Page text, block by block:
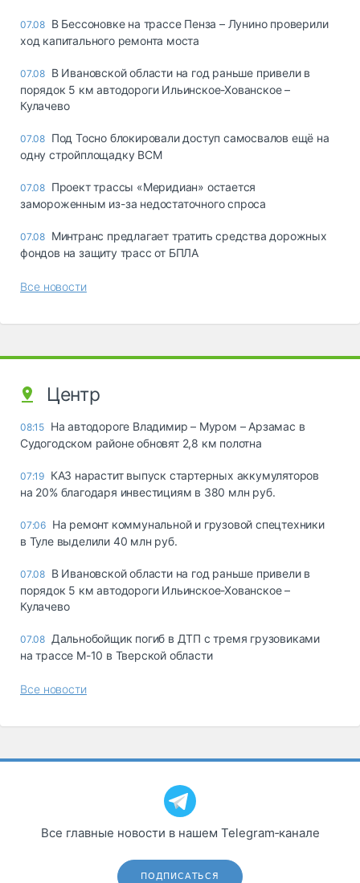
07.08 В Бессоновке на трассе Пенза – Лунино проверили
ход капитального ремонта моста
07.08 В Ивановской области на год раньше привели в
порядок 5 км автодороги Ильинское-Хованское –
Кулачево
07.08 Под Тосно блокировали доступ самосвалов ещё на
одну стройплощадку ВСМ
07.08 Проект трассы «Меридиан» остается
замороженным из-за недостаточного спроса
07.08 Минтранс предлагает тратить средства дорожных
фондов на защиту трасс от БПЛА
Все новости
Центр
08:15 На автодороге Владимир – Муром – Арзамас в
Судогодском районе обновят 2,8 км полотна
07:19 КАЗ нарастит выпуск стартерных аккумуляторов
на 20% благодаря инвестициям в 380 млн руб.
07:06 На ремонт коммунальной и грузовой спецтехники
в Туле выделили 40 млн руб.
07.08 В Ивановской области на год раньше привели в
порядок 5 км автодороги Ильинское-Хованское –
Кулачево
07.08 Дальнобойщик погиб в ДТП с тремя грузовиками
на трассе М-10 в Тверской области
Все новости
Все главные новости в нашем Telegram‑канале
ПОДПИСАТЬСЯ